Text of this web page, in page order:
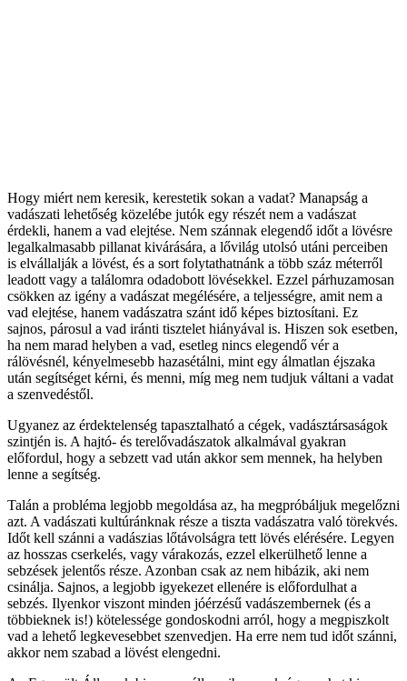
Hogy miért nem keresik, kerestetik sokan a vadat? Manapság a
vadászati lehetőség közelébe jutók egy részét nem a vadászat
érdekli, hanem a vad elejtése. Nem szánnak elegendő időt a lövésre
legalkalmasabb pillanat kivárására, a lővilág utolsó utáni perceiben
is elvállalják a lövést, és a sort folytathatnánk a több száz méterről
leadott vagy a találomra odadobott lövésekkel. Ezzel párhuzamosan
csökken az igény a vadászat megélésére, a teljességre, amit nem a
vad elejtése, hanem vadászatra szánt idő képes biztosítani. Ez
sajnos, párosul a vad iránti tisztelet hiányával is. Hiszen sok esetben,
ha nem marad helyben a vad, esetleg nincs elegendő vér a
rálövésnél, kényelmesebb hazasétálni, mint egy álmatlan éjszaka
után segítséget kérni, és menni, míg meg nem tudjuk váltani a vadat
a szenvedéstől.
Ugyanez az érdektelenség tapasztalható a cégek, vadásztársaságok
szintjén is. A hajtó- és terelővadászatok alkalmával gyakran
előfordul, hogy a sebzett vad után akkor sem mennek, ha helyben
lenne a segítség.
Talán a probléma legjobb megoldása az, ha megpróbáljuk megelőzni
azt. A vadászati kultúránknak része a tiszta vadászatra való törekvés.
Időt kell szánni a vadászias lőtávolságra tett lövés elérésére. Legyen
az hosszas cserkelés, vagy várakozás, ezzel elkerülhető lenne a
sebzések jelentős része. Azonban csak az nem hibázik, aki nem
csinálja. Sajnos, a legjobb igyekezet ellenére is előfordulhat a
sebzés. Ilyenkor viszont minden jóérzésű vadászembernek (és a
többieknek is!) kötelessége gondoskodni arról, hogy a megpiszkolt
vad a lehető legkevesebbet szenvedjen. Ha erre nem tud időt szánni,
akkor nem szabad a lövést elengedni.